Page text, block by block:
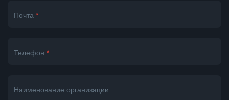
Почта *
Телефон *
Наименование организации